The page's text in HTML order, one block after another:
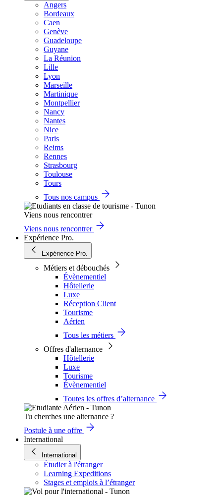
Angers
Bordeaux
Caen
Genève
Guadeloupe
Guyane
La Réunion
Lille
Lyon
Marseille
Martinique
Montpellier
Nancy
Nantes
Nice
Paris
Reims
Rennes
Strasbourg
Toulouse
Tours
Tous nos campus
Viens nous rencontrer
Viens nous rencontrer
Expérience Pro.
Expérience Pro.
Métiers et débouchés
Évènementiel
Hôtellerie
Luxe
Réception Client
Tourisme
Aérien
Tous les métiers
Offres d'alternance
Hôtellerie
Luxe
Tourisme
Évènementiel
Toutes les offres d’alternance
Tu cherches une alternance ?
Postule à une offre
International
International
Étudier à l'étranger
Learning Expeditions
Stages et emplois à l’étranger